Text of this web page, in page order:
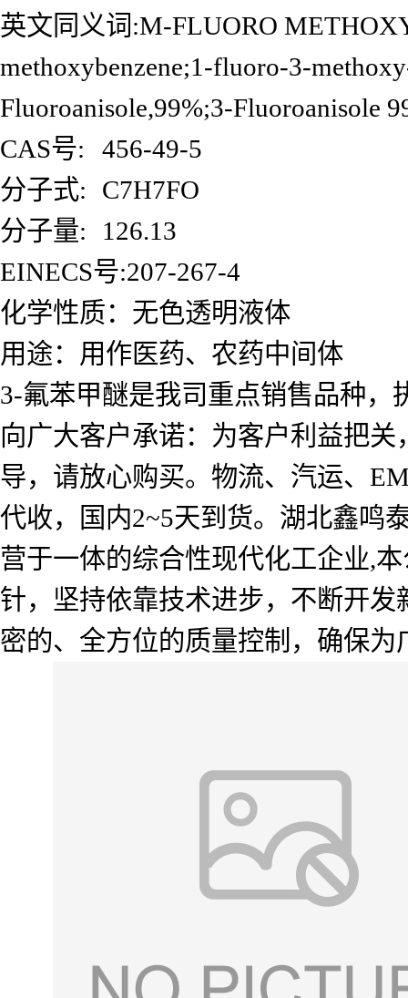
英文同义词:M-FLUORO
methoxybenzene;1-fluoro-3-
Fluoroanisole,99%;3-Fluoroanisole
CAS号:
456-49-5
分子式:
C7H7FO
分子量:
126.13
EINECS号:207-267-4
化学性质：无色透明液体
用途：用作医药、农药中间体
3-氟苯甲醚是我司重点销售品种
向广大客户承诺：为客户利益把
导，请放心购买。物流、汽运、
代收，国内2~5天到货。湖北鑫鸣
营于一体的综合性现代化工企业,
针，坚持依靠技术进步，不断开
密的、全方位的质量控制，确保